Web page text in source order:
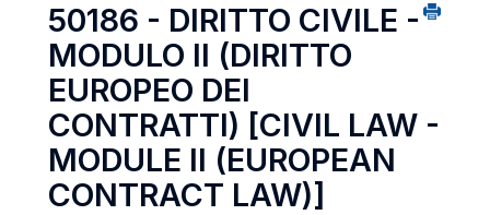
50186 - DIRITTO CIVILE -
MODULO II (DIRITTO
EUROPEO DEI
CONTRATTI) [CIVIL LAW -
MODULE II (EUROPEAN
CONTRACT LAW)]